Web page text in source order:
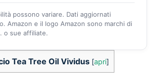
possono variare. Dati aggiornati
Amazon e il logo Amazon sono marchi di
o sue affiliate.
Tea Tree Oil Vividus [apri]